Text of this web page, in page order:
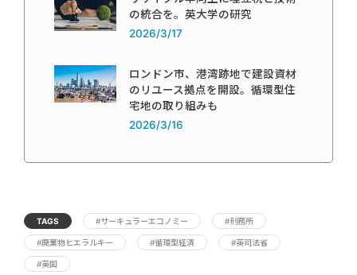
の統合を。英大学の研究
2026/3/17
ロンドン市、港湾跡地で建設資材
のリユース拠点を開設。循環型住
宅地の取り組みも
2026/3/16
TAGS #サーキュラーエコノミー #刑務所
#廃棄物ヒエラルキー #循環型経済 #英司法省
#英国